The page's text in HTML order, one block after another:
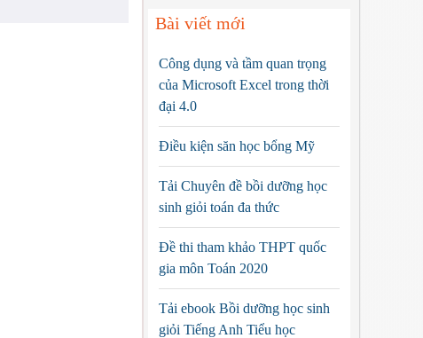
Bài viết mới
Công dụng và tầm quan trọng
của Microsoft Excel trong thời
đại 4.0
Điều kiện săn học bổng Mỹ
Tải Chuyên đề bồi dưỡng học
sinh giỏi toán đa thức
Đề thi tham khảo THPT quốc
gia môn Toán 2020
Tải ebook Bồi dưỡng học sinh
giỏi Tiếng Anh Tiểu học